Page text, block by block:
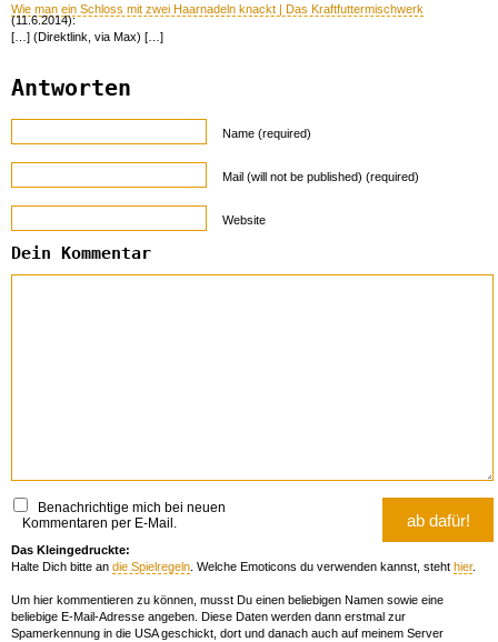
Wie man ein Schloss mit zwei Haarnadeln knackt | Das Kraftfuttermischwerk
(11.6.2014):
[…] (Direktlink, via Max) […]
Antworten
Name (required)
Mail (will not be published) (required)
Website
Dein Kommentar
Benachrichtige mich bei neuen
Kommentaren per E-Mail.
Das Kleingedruckte:
Halte Dich bitte an die Spielregeln . Welche Emoticons du verwenden kannst, steht hier.
Um hier kommentieren zu können, musst Du einen beliebigen Namen sowie eine
beliebige E-Mail-Adresse angeben. Diese Daten werden dann erstmal zur
Spamerkennung in die USA geschickt, dort und danach auch auf meinem Server